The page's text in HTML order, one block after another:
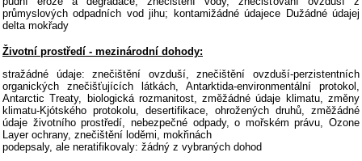
průmyslových odpadních vod jihu; kontamižádné údajece Dužádné údajej
delta mokřady
Životní prostředí - mezinárodní dohody:
stražádné údaje: znečištění ovzduší, znečištění ovzduší-perzistentních
organických znečišťujících látkách, Antarktida-environmentální protokol,
Antarctic Treaty, biologická rozmanitost, změžádné údaje klimatu, změny
klimatu-Kjótského protokolu, desertifikace, ohrožených druhů, změžádné
údaje životního prostředí, nebezpečné odpady, o mořském právu, Ozone
Layer ochrany, znečištění loděmi, mokřinách
podepsaly, ale neratifikovaly: žádný z vybraných dohod